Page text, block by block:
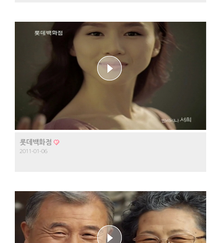
롯데백화점
2011-01-06